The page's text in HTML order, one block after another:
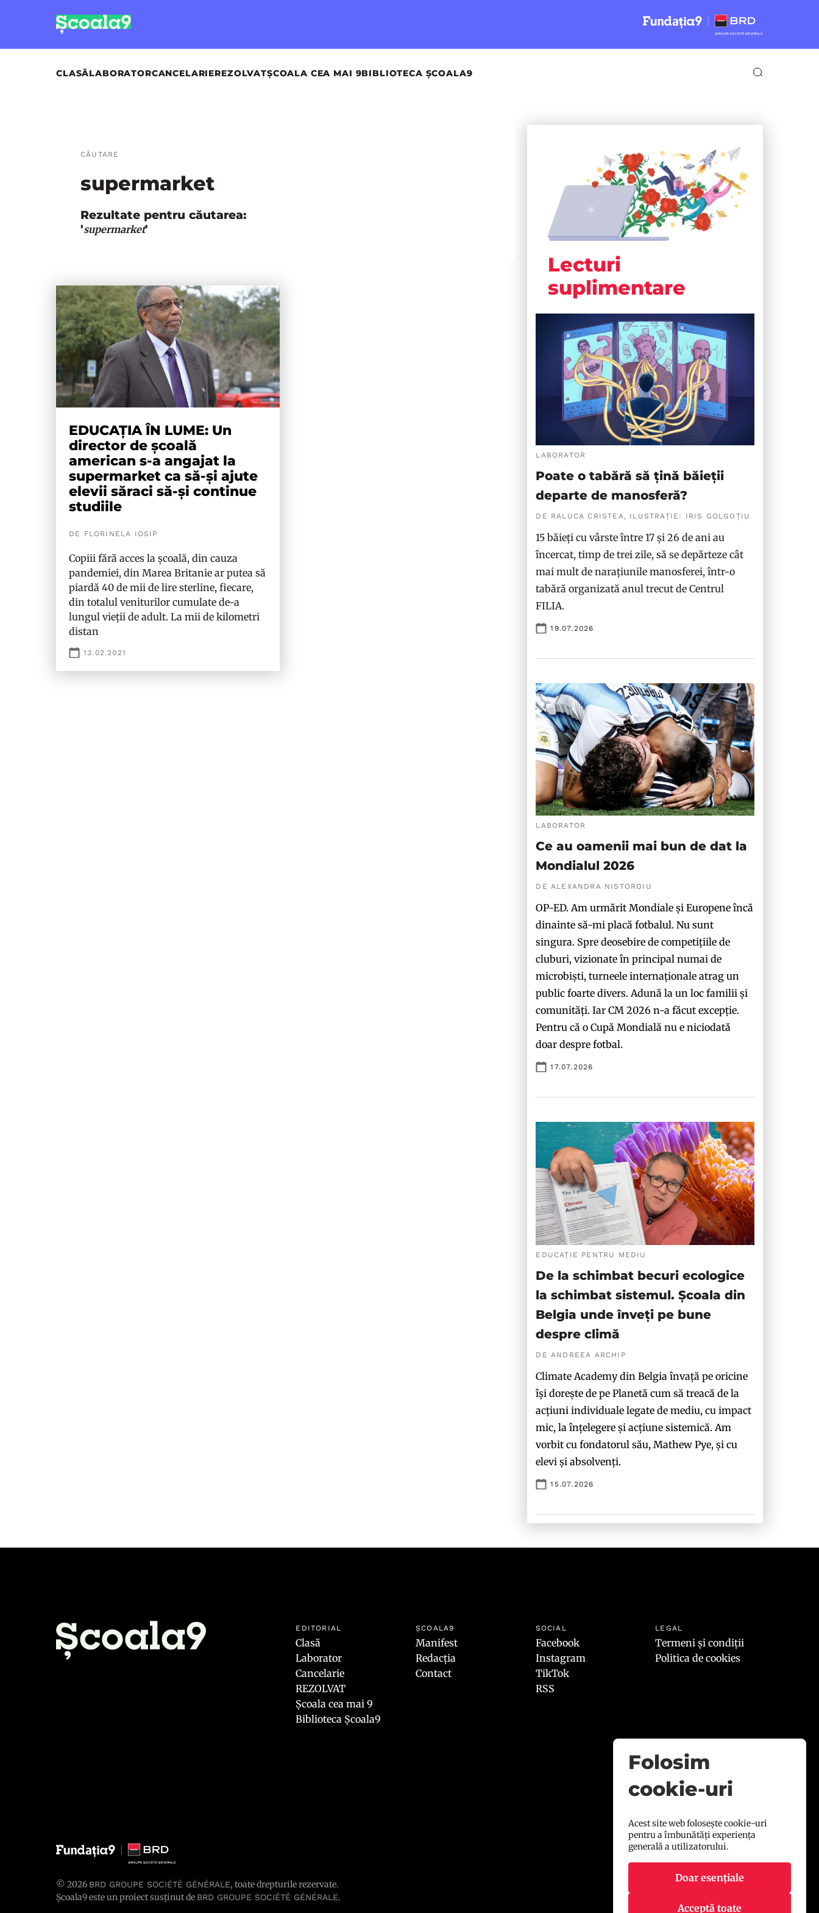
CLASĂLABORATORCANCELARIEREZOLVATȘCOALA CEA MAI 9BIBLIOTECA ȘCOALA9
CĂUTARE
supermarket
Rezultate pentru căutarea:
'supermarket'
EDUCAȚIA ÎN LUME: Un
director de școală
american s-a angajat la
supermarket ca să-și ajute
elevii săraci să-și continue
studiile
DE FLORINELA IOSIP
Copiii fără acces la școală, din cauza
pandemiei, din Marea Britanie ar putea să
piardă 40 de mii de lire sterline, fiecare,
din totalul veniturilor cumulate de-a
lungul vieții de adult. La mii de kilometri
distan
13.02.2021
Lecturi
suplimentare
LABORATOR
Poate o tabără să țină băieții
departe de manosferă?
DE RALUCA CRISTEA, ILUSTRAȚIE: IRIS GOLGOȚIU
15 băieți cu vârste între 17 și 26 de ani au
încercat, timp de trei zile, să se depărteze cât
mai mult de narațiunile manosferei, într-o
tabără organizată anul trecut de Centrul
FILIA.
19.07.2026
LABORATOR
Ce au oamenii mai bun de dat la
Mondialul 2026
DE ALEXANDRA NISTOROIU
OP-ED. Am urmărit Mondiale și Europene încă
dinainte să-mi placă fotbalul. Nu sunt
singura. Spre deosebire de competițiile de
cluburi, vizionate în principal numai de
microbiști, turneele internaționale atrag un
public foarte divers. Adună la un loc familii și
comunități. Iar CM 2026 n-a făcut excepție.
Pentru că o Cupă Mondială nu e niciodată
doar despre fotbal.
17.07.2026
EDUCAȚIE PENTRU MEDIU
De la schimbat becuri ecologice
la schimbat sistemul. Școala din
Belgia unde înveți pe bune
despre climă
DE ANDREEA ARCHIP
Climate Academy din Belgia învață pe oricine
își dorește de pe Planetă cum să treacă de la
acțiuni individuale legate de mediu, cu impact
mic, la înțelegere și acțiune sistemică. Am
vorbit cu fondatorul său, Mathew Pye, și cu
elevi și absolvenți.
15.07.2026
EDITORIAL
Clasă
Laborator
Cancelarie
REZOLVAT
Școala cea mai 9
Biblioteca Școala9
ȘCOALA9
Manifest
Redacția
Contact
SOCIAL
Facebook
Instagram
TikTok
RSS
LEGAL
Termeni și condiții
Politica de cookies
© 2026 BRD GROUPE SOCIÉTÉ GÉNÉRALE, toate drepturile rezervate.
Școala9 este un proiect susținut de BRD GROUPE SOCIÉTÉ GÉNÉRALE.
Folosim
cookie-uri
Acest site web folosește cookie-uri
pentru a îmbunătăți experiența
generală a utilizatorului.
Doar esențiale
Acceptă toate